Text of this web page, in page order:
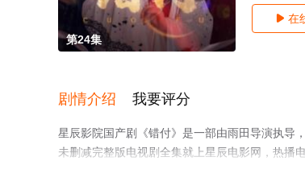
第24集
 在
剧情介绍 我要评分
星辰影院国产剧《错付》是一部由雨田导演执导
未删减完整版电视剧全集就上星辰电影网，热播